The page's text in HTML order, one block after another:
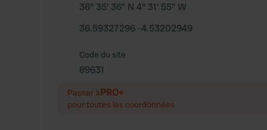
36° 35' 36" N 4° 31' 55" W
36.59327296 -4.53202949
Code du site
89631
Passer àPRO+
pour toutes les coordonnées